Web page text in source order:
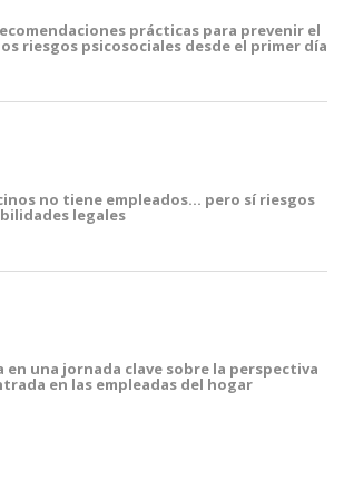
prácticas para prevenir el
riesgos psicosociales desde el primer día
no tiene empleados… pero sí riesgos
legales
una jornada clave sobre la perspectiva
en las empleadas del hogar